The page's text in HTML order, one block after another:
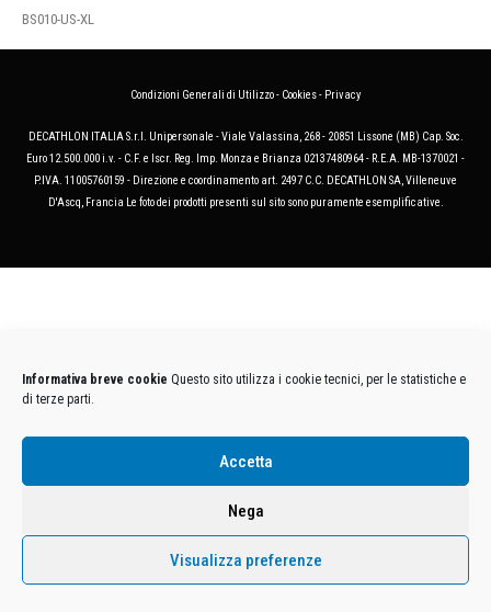
Informativa breve cookie Questo sito utilizza i cookie tecnici, per le statistiche e
di terze parti.
Accetta
Nega
Visualizza preferenze
BS010-US-XL
Condizioni Generali di Utilizzo- Cookies- Privacy
DECATHLON ITALIA S.r.l. Unipersonale - Viale Valassina, 268 - 20851 Lissone (MB) Cap. Soc.
Euro 12.500.000 i.v. - C.F. e Iscr. Reg. Imp. Monza e Brianza 02137480964 - R.E.A. MB-1370021 -
P.IVA. 11005760159 - Direzione e coordinamento art. 2497 C.C. DECATHLON SA, Villeneuve
D'Ascq, Francia Le foto dei prodotti presenti sul sito sono puramente esemplificative.